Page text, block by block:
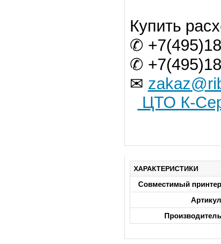
Купить
✆
✆
✉
ЦТО К-
ХАРАКТЕРИСТИКИ
Совместимый принтер
Артикул
Производитель